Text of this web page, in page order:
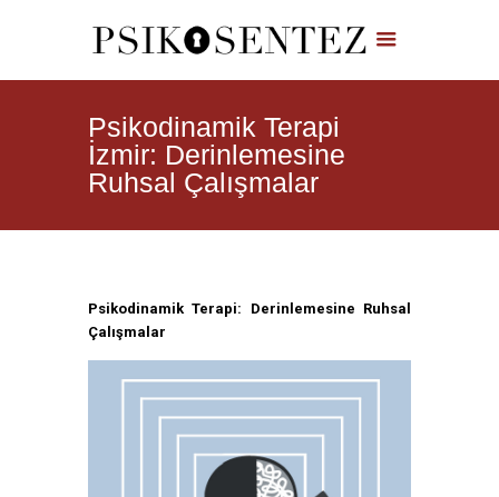
Psikodinamik Terapi
İzmir: Derinlemesine
Ruhsal Çalışmalar
Psikodinamik Terapi: Derinlemesine Ruhsal
Çalışmalar